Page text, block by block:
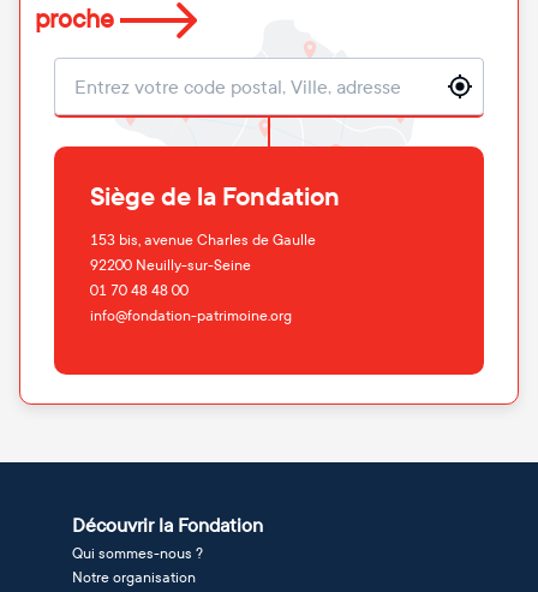
proche
Localisation
Siège de la Fondation
153 bis, avenue Charles de Gaulle
92200 Neuilly-sur-Seine
01 70 48 48 00
info@fondation-patrimoine.org
Découvrir la Fondation
Qui sommes-nous ?
Notre organisation